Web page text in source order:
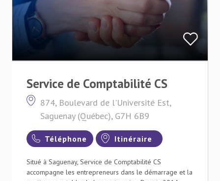
Service de Comptabilité CS
874, Boulevard de l'Université Est,
Saguenay (Québec), G7H 6B9
Téléphone Itinéraire
Situé à Saguenay, Service de Comptabilité CS
accompagne les entrepreneurs dans le démarrage et la